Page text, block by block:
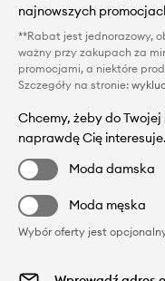
najnowszych
**Rabat jest jednorazowy,
ważny przy zakupach za
promocjami, a niektóre
Szczegóły na stronie:
Chcemy, żeby do
naprawdę Cię
Moda damska
Moda męska
Wybór oferty jest